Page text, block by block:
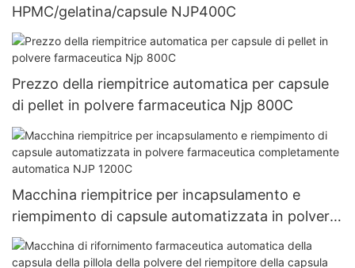
HPMC/gelatina/capsule NJP400C
Prezzo della riempitrice automatica per capsule
di pellet in polvere farmaceutica Njp 800C
Macchina riempitrice per incapsulamento e
riempimento di capsule automatizzata in polvere
farmaceutica completamente automatica NJP
1200C